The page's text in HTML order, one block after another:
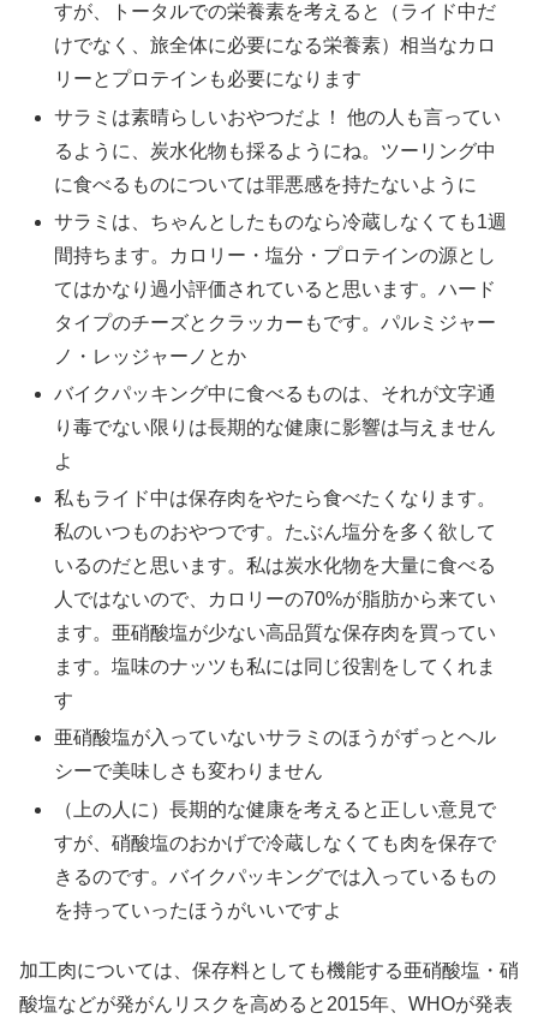
すが、トータルでの栄養素を考えると（ライド中だ
けでなく、旅全体に必要になる栄養素）相当なカロ
リーとプロテインも必要になります
サラミは素晴らしいおやつだよ！ 他の人も言ってい
るように、炭水化物も採るようにね。ツーリング中
に食べるものについては罪悪感を持たないように
サラミは、ちゃんとしたものなら冷蔵しなくても1週
間持ちます。カロリー・塩分・プロテインの源とし
てはかなり過小評価されていると思います。ハード
タイプのチーズとクラッカーもです。パルミジャー
ノ・レッジャーノとか
バイクパッキング中に食べるものは、それが文字通
り毒でない限りは長期的な健康に影響は与えません
よ
私もライド中は保存肉をやたら食べたくなります。
私のいつものおやつです。たぶん塩分を多く欲して
いるのだと思います。私は炭水化物を大量に食べる
人ではないので、カロリーの70%が脂肪から来てい
ます。亜硝酸塩が少ない高品質な保存肉を買ってい
ます。塩味のナッツも私には同じ役割をしてくれま
す
亜硝酸塩が入っていないサラミのほうがずっとヘル
シーで美味しさも変わりません
（上の人に）長期的な健康を考えると正しい意見で
すが、硝酸塩のおかげで冷蔵しなくても肉を保存で
きるのです。バイクパッキングでは入っているもの
を持っていったほうがいいですよ
加工肉については、保存料としても機能する亜硝酸塩・硝
酸塩などが発がんリスクを高めると2015年、WHOが発表